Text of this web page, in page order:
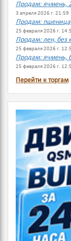
Продам: ячмень,
3 апреля 2026 г. 21:59
Продам: пшеница,
25 февраля 2026 г.
Продам: лен, без
25 февраля 2026 г.
Продам: ячмень,
25 февраля 2026 г.
Перейти к торгам